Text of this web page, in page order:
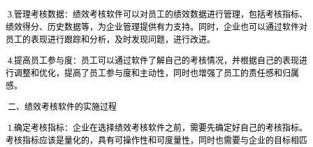
3.管理考核数据：绩效考核软件可以对员工的绩效数据进行管理，包括考核指标、
绩效得分、历史数据等，为企业管理提供有力支持。同时，企业也可以通过软件对
员工的表现进行跟踪和分析，及时发现问题，进行改进。
4.提高员工参与度：员工可以通过软件了解自己的考核情况，并根据自己的表现进
行调整和优化，提高了员工参与度和主动性，同时也增强了员工的责任感和归属
感。
二、绩效考核软件的实施过程
1.确定考核指标：企业在选择绩效考核软件之前，需要先确定好自己的考核指标。
考核指标应该是量化的，具有可操作性和可度量性，同时也需要与企业的目标相匹